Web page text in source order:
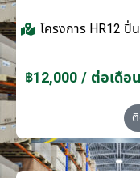
โครงการ HR12 ปิ่
฿12,000 / ต่อเดือน